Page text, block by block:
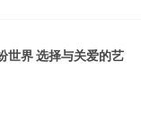
世界 选择与关爱的艺